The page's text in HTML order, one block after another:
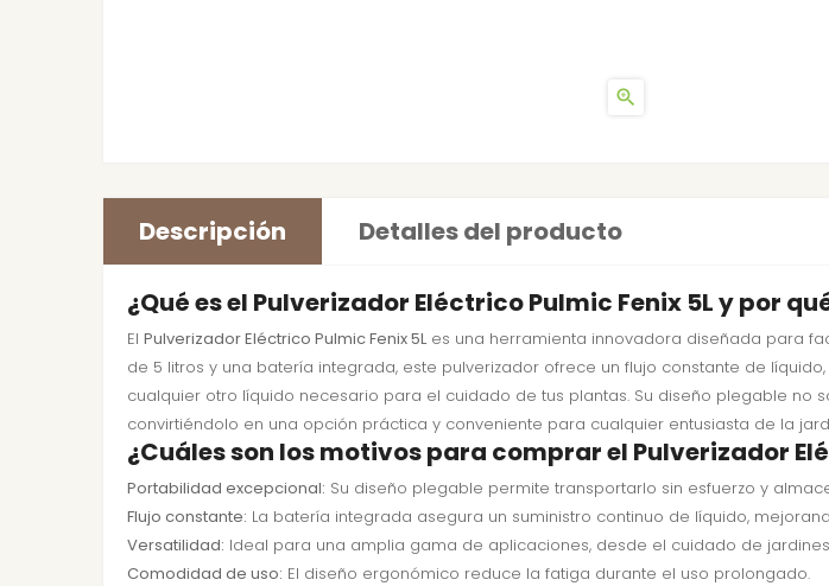

Descripción Detalles del producto
¿Qué es el Pulverizador Eléctrico Pulmic Fenix 5L y por
El Pulverizador Eléctrico Pulmic Fenix 5Les una herramienta innovadora diseñada para
de 5 litros y una batería integrada, este pulverizador ofrece un flujo constante de
cualquier otro líquido necesario para el cuidado de tus plantas. Su diseño plegable no
convirtiéndolo en una opción práctica y conveniente para cualquier entusiasta de la
¿Cuáles son los motivos para comprar el Pulverizador
Portabilidad excepcional: Su diseño plegable permite transportarlo sin esfuerzo y
Flujo constante: La batería integrada asegura un suministro continuo de líquido,
Versatilidad: Ideal para una amplia gama de aplicaciones, desde el cuidado de
Comodidad de uso: El diseño ergonómico reduce la fatiga durante el uso prolongado.